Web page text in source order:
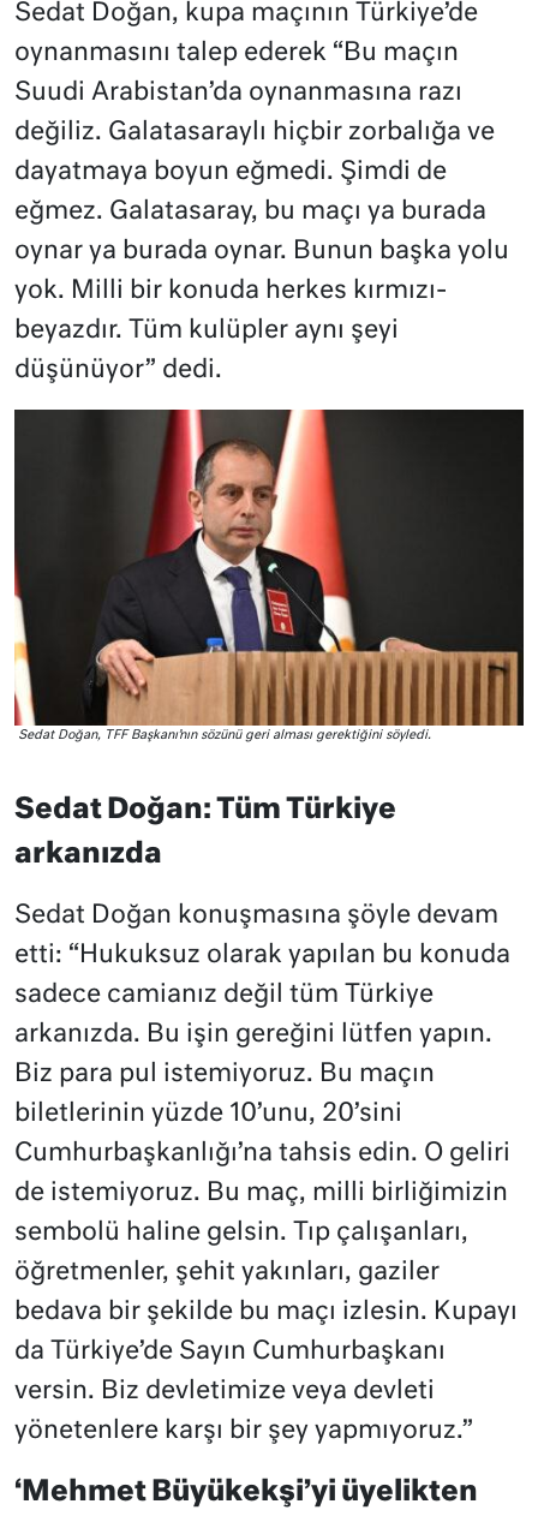
Sedat Doğan, kupa maçının Türkiye’de
oynanmasını talep ederek “Bu maçın
Suudi Arabistan’da oynanmasına razı
değiliz. Galatasaraylı hiçbir zorbalığa ve
dayatmaya boyun eğmedi. Şimdi de
eğmez. Galatasaray, bu maçı ya burada
oynar ya burada oynar. Bunun başka yolu
yok. Milli bir konuda herkes kırmızı-
beyazdır. Tüm kulüpler aynı şeyi
düşünüyor” dedi.
Sedat Doğan, TFF Başkanı’nın sözünü geri alması gerektiğini söyledi.
Sedat Doğan: Tüm Türkiye
arkanızda
Sedat Doğan konuşmasına şöyle devam
etti: “Hukuksuz olarak yapılan bu konuda
sadece camianız değil tüm Türkiye
arkanızda. Bu işin gereğini lütfen yapın.
Biz para pul istemiyoruz. Bu maçın
biletlerinin yüzde 10’unu, 20’sini
Cumhurbaşkanlığı’na tahsis edin. O geliri
de istemiyoruz. Bu maç, milli birliğimizin
sembolü haline gelsin. Tıp çalışanları,
öğretmenler, şehit yakınları, gaziler
bedava bir şekilde bu maçı izlesin. Kupayı
da Türkiye’de Sayın Cumhurbaşkanı
versin. Biz devletimize veya devleti
yönetenlere karşı bir şey yapmıyoruz.”
‘Mehmet Büyükekşi’yi üyelikten